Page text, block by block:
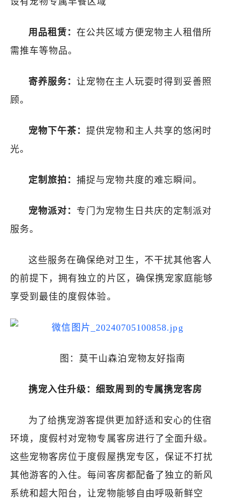
用品租赁：在公共区域方便宠物主人租借所
需推车等物品。
寄养服务：让宠物在主人玩耍时得到妥善照
顾。
宠物下午茶：提供宠物和主人共享的悠闲时
光。
定制旅拍：捕捉与宠物共度的难忘瞬间。
宠物派对： 专门为宠物生日共庆的定制派对
服务。
这些服务在确保绝对卫生，不干扰其他客人
的前提下，拥有独立的片区，确保携宠家庭能够
享受到最佳的度假体验。
图：莫干山森泊宠物友好指南
携宠入住升级：细致周到的专属携宠客房
为了给携宠游客提供更加舒适和安心的住宿
环境，度假村对宠物专属客房进行了全面升级。
这些宠物客房位于度假屋携宠专区，保证不打扰
其他游客的入住。每间客房都配备了独立的新风
系统和超大阳台，让宠物能够自由呼吸新鲜空